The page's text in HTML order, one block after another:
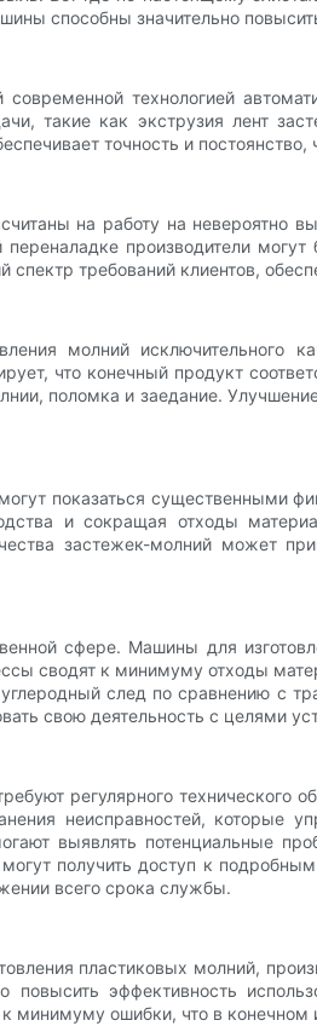
способны значительно
технологией
такие как экструзия лент
точность и
на работу на невероятно
производители
требований клиентов,
молний исключительного
что конечный продукт
поломка и заедание.
показаться существенными
и сокращая отходы
застежек-молний может
сфере. Машины для
сводят к минимуму отходы
след по сравнению с
свою деятельность с целями
регулярного технического
неисправностей, которые
выявлять потенциальные
получить доступ к
всего срока службы.
пластиковых молний,
эффективность
ошибки, что в